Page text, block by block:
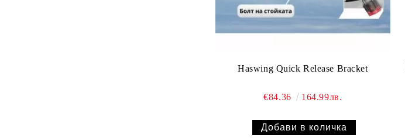
Haswing Quick Release Bracket
€84.36 164.99лв.